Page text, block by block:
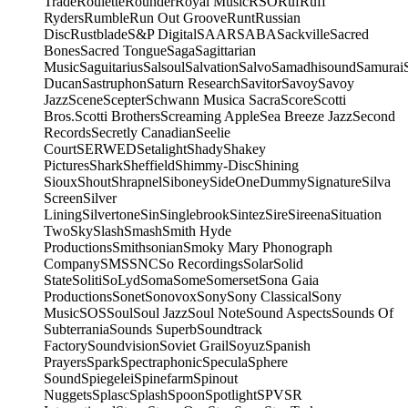
RydersRumbleRun Out GrooveRuntRussian
DiscRustbladeS&P DigitalSAARSABASackvilleSacred
BonesSacred TongueSagaSagittarian
MusicSaguitariusSalsoulSalvationSalvoSamadhisoundSamurai
DucanSastruphonSaturn ResearchSavitorSavoySavoy
JazzSceneScepterSchwann Musica SacraScoreScotti
Bros.Scotti BrothersScreaming AppleSea Breeze JazzSecond
RecordsSecretly CanadianSeelie
CourtSERWEDSetalightShadyShakey
PicturesSharkSheffieldShimmy-DiscShining
SiouxShoutShrapnelSiboneySideOneDummySignatureSilva
ScreenSilver
LiningSilvertoneSinSinglebrookSintezSireSireenaSituation
TwoSkySlashSmashSmith Hyde
ProductionsSmithsonianSmoky Mary Phonograph
CompanySMSSNCSo RecordingsSolarSolid
StateSolitiSoLydSomaSomeSomersetSona Gaia
ProductionsSonetSonovoxSonySony ClassicalSony
MusicSOSSoulSoul JazzSoul NoteSound AspectsSounds Of
SubterraniaSounds SuperbSoundtrack
FactorySoundvisionSoviet GrailSoyuzSpanish
PrayersSparkSpectraphonicSpeculaSphere
SoundSpiegeleiSpinefarmSpinout
NuggetsSplascSplashSpoonSpotlightSPVSR